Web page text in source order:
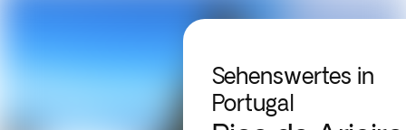
Sehenswertes in
Portugal